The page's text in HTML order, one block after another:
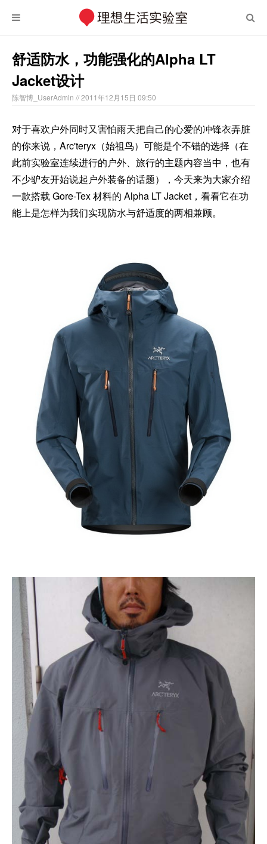
舒适防水，功能强化的Alpha LT
Jacket设计
陈智博_UserAdmin // 2011年12月15日 09:50
对于喜欢户外同时又害怕雨天把自己的心爱的冲锋衣弄脏
的你来说，Arc'teryx（始祖鸟）可能是个不错的选择（在
此前实验室连续进行的户外、旅行的主题内容当中，也有
不少驴友开始说起户外装备的话题），今天来为大家介绍
一款搭载 Gore-Tex 材料的 Alpha LT Jacket，看看它在功
能上是怎样为我们实现防水与舒适度的两相兼顾。